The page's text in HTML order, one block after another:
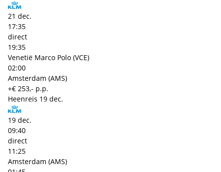
21 dec.
17:35
direct
19:35
Venetië Marco Polo (VCE)
02:00
Amsterdam (AMS)
+€ 253,- p.p.
Heenreis 19 dec.
19 dec.
09:40
direct
11:25
Amsterdam (AMS)